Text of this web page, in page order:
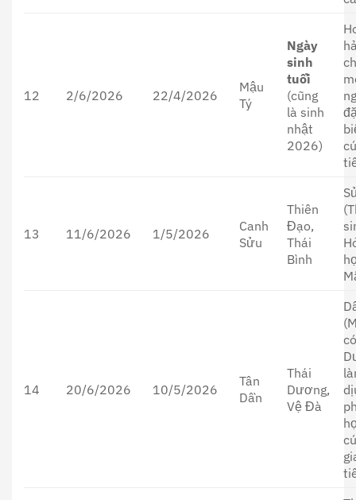
12 2/6/2026 22/4/2026
Mậu
Tý
Ngày
sinh
tuổi
(cũng
là sinh
nhật
2026)
13 11/6/2026 1/5/2026
Canh
Sửu
Thiên
Đạo,
Thái
Bình
14 20/6/2026 10/5/2026
Tân
Dần
Thái
Dương,
Vệ Đà